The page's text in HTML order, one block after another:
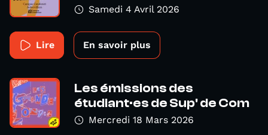
Samedi 4 Avril 2026
Lire En savoir plus
Les émissions des
étudiant·es de Sup' de Com
Mercredi 18 Mars 2026